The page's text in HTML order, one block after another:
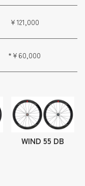
¥121,000
*¥60,000
WIND 55 DB